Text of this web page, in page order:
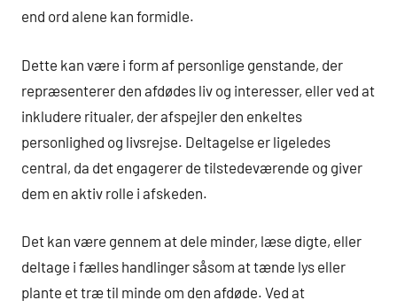
end ord alene kan formidle.
Dette kan være i form af personlige genstande, der
repræsenterer den afdødes liv og interesser, eller ved at
inkludere ritualer, der afspejler den enkeltes
personlighed og livsrejse. Deltagelse er ligeledes
central, da det engagerer de tilstedeværende og giver
dem en aktiv rolle i afskeden.
Det kan være gennem at dele minder, læse digte, eller
deltage i fælles handlinger såsom at tænde lys eller
plante et træ til minde om den afdøde. Ved at